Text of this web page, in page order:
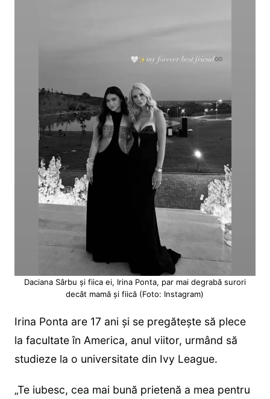
Daciana Sârbu și fiica ei, Irina Ponta, par mai degrabă surori
decât mamă și fiică (Foto: Instagram)
Irina Ponta are 17 ani și se pregătește să plece
la facultate în America, anul viitor, urmând să
studieze la o universitate din Ivy League.
„Te iubesc, cea mai bună prietenă a mea pentru